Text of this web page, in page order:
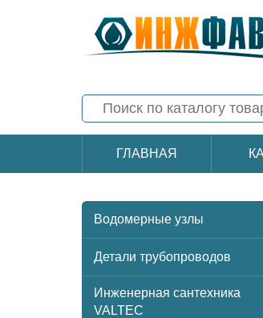
ГЛАВНАЯ
Водомерные узлы
Детали трубопроводов
Инженерная сантехника
VALTEC